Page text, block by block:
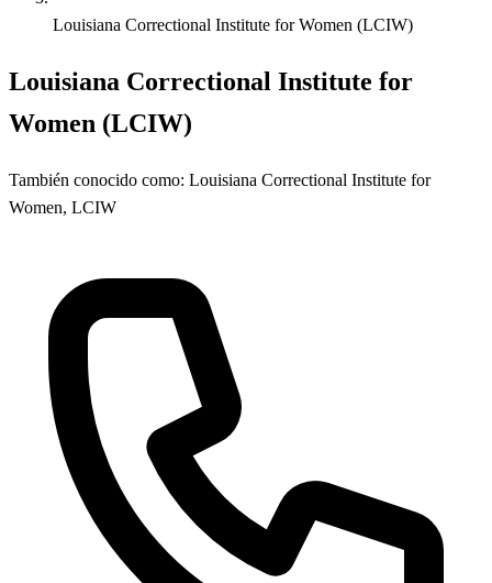
Louisiana Correctional Institute for Women (LCIW)
Louisiana Correctional Institute for
Women (LCIW)
También conocido como: Louisiana Correctional Institute for
Women, LCIW